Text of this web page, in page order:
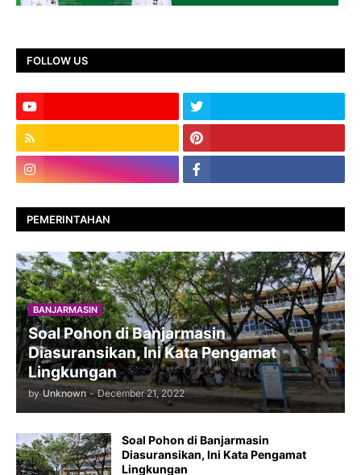
FOLLOW US
PEMERINTAHAN
BANJARMASIN
Soal Pohon di Banjarmasin
Diasuransikan, Ini Kata Pengamat
Lingkungan
by Unknown - December 21, 2022
Soal Pohon di Banjarmasin
Diasuransikan, Ini Kata Pengamat
Lingkungan